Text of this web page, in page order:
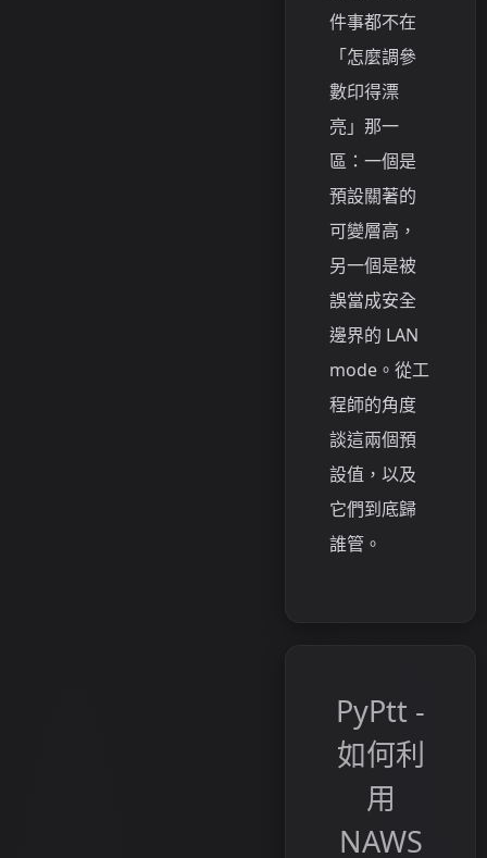
件事都不在
「怎麼調參
數印得漂
亮」那一
區：一個是
預設關著的
可變層高，
另一個是被
誤當成安全
邊界的 LAN
mode。從工
程師的角度
談這兩個預
設值，以及
它們到底歸
誰管。
PyPtt -
如何利
用
NAWS